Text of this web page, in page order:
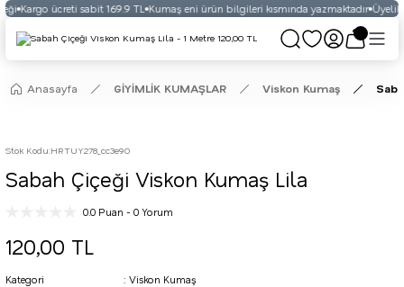
Kargo ücreti sabit 169.9 TL Kumaş eni ürün bilgileri kısmında yazmaktadır Üyelikli
Anasayfa GİYİMLİK KUMAŞLAR Viskon Kumaş
Stok Kodu:HRTUY278_cc3e90
Sabah Çiçeği Viskon Kumaş Lila
0.0 Puan - 0 Yorum
120,00 TL
Kategori
Viskon Kumaş